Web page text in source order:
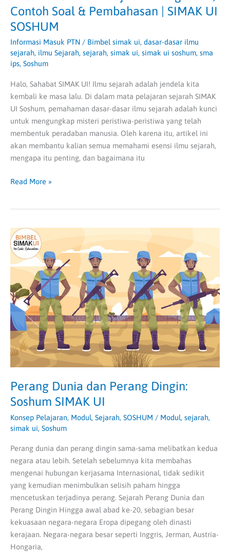
Contoh Soal & Pembahasan | SIMAK UI
SOSHUM
Informasi Masuk PTN / Bimbel simak ui, dasar-dasar ilmu
sejarah, ilmu Sejarah, sejarah, simak ui, simak ui soshum, sma
ips, Soshum
Halo, Sahabat SIMAK UI! Ilmu sejarah adalah jendela kita
kembali ke masa lalu. Di dalam mata pelajaran sejarah SIMAK
UI Soshum, pemahaman dasar-dasar ilmu sejarah adalah kunci
untuk mengungkap misteri peristiwa-peristiwa yang telah
membentuk peradaban manusia. Oleh karena itu, artikel ini
akan membantu kalian semua memahami esensi ilmu sejarah,
mengapa itu penting, dan bagaimana itu
Read More »
Perang Dunia dan Perang Dingin:
Soshum SIMAK UI
Konsep Pelajaran, Modul, Sejarah, SOSHUM / Modul, sejarah,
simak ui, Soshum
Perang dunia dan perang dingin sama-sama melibatkan kedua
negara atau lebih. Setelah sebelumnya kita membahas
mengenai hubungan kerjasama Internasional, tidak sedikit
yang kemudian menimbulkan selisih paham hingga
mencetuskan terjadinya perang. Sejarah Perang Dunia dan
Perang Dingin Hingga awal abad ke-20, sebagian besar
kekuasaan negara-negara Eropa dipegang oleh dinasti
kerajaan. Negara-negara besar seperti Inggris, Jerman, Austria-
Hongaria,
Perang
Dunia
dan
Perang
Dingin:
Soshum
SIMAK
UI